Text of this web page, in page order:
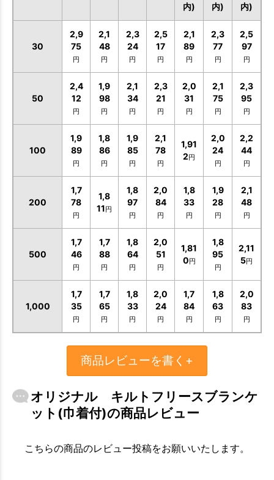
お買い物を続ける カートへ進む
内)
内)
内)
30
2,9
75
円
2,1
48
円
2,3
24
円
2,5
17
円
2,1
89
円
2,3
77
円
2,5
97
円
50
2,4
12
円
1,9
98
円
2,1
34
円
2,3
21
円
2,0
31
円
2,1
75
円
2,3
95
円
100
1,9
89
円
1,8
86
円
1,9
85
円
2,1
78
円
1,91
2円
2,0
24
円
2,2
44
円
200
1,7
78
円
1,8
11円
1,8
97
円
2,0
84
円
1,8
33
円
1,9
28
円
2,1
48
円
500
1,7
46
円
1,7
88
円
1,8
64
円
2,0
51
円
1,81
0円
1,8
95
円
2,11
5円
1,000
1,7
35
円
1,7
65
円
1,8
33
円
2,0
24
円
1,7
84
円
1,8
63
円
2,0
83
円
商品レビューを書く+
オリジナル キルトフリースブランケ
ット(巾着付)の商品レビュー
こちらの商品のレビュー投稿をお願いいたします。